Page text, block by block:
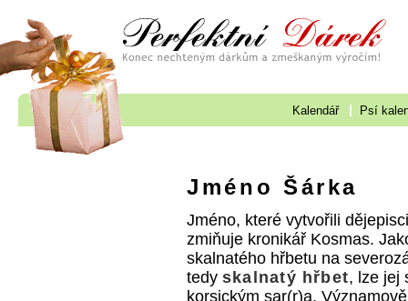
Kalendář Psí
Jméno Šárka
Jméno, které vytvořili
zmiňuje kronikář Kosmas.
skalnatého hřbetu na
tedy skalnatý hřbet, lze jej
korsickým sar(r)a.